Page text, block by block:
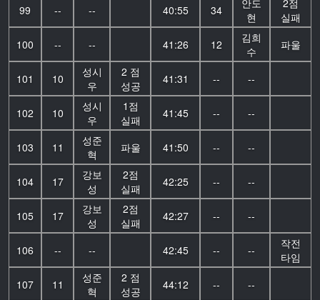
99
-- -- 40:55 34
안도
현
2점
실패
100
-- -- 41:26 12
김희
수
파울
101 10
성시
우
2 점
성공
41:31 -- --
102 10
성시
우
1점
실패
41:45 -- --
103 11
성준
혁
파울 41:50 -- --
104 17
강보
성
2점
실패
42:25 -- --
105 17
강보
성
2점
실패
42:27 -- --
106 -- -- 42:45 -- --
작전
타임
107
11
성준
혁
2 점
성공
44:12 -- --